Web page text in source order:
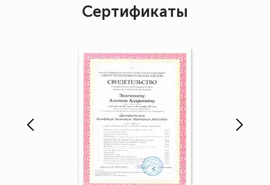
Сертификаты